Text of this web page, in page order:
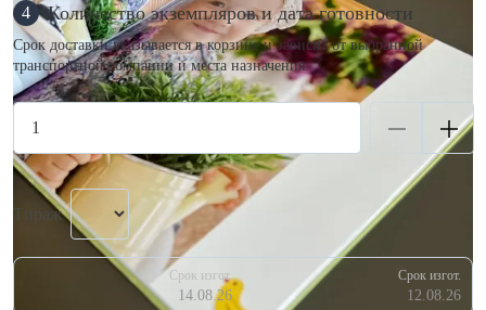
4 Количество экземпляров и дата готовности
Срок доставки указывается в корзине и зависит от выбранной
транспортной компании и места назначения.
Тираж
Срок изгот.
14.08.26
Срок изгот.
12.08.26